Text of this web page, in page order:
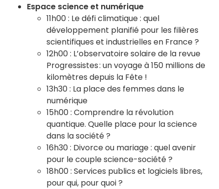
Espace science et numérique
11h00 : Le défi climatique : quel
développement planifié pour les filières
scientifiques et industrielles en France ?
12h00 : L’observatoire solaire de la revue
Progressistes : un voyage à 150 millions de
kilomètres depuis la Fête !
13h30 : La place des femmes dans le
numérique
15h00 : Comprendre la révolution
quantique. Quelle place pour la science
dans la société ?
16h30 : Divorce ou mariage : quel avenir
pour le couple science-société ?
18h00 : Services publics et logiciels libres,
pour qui, pour quoi ?